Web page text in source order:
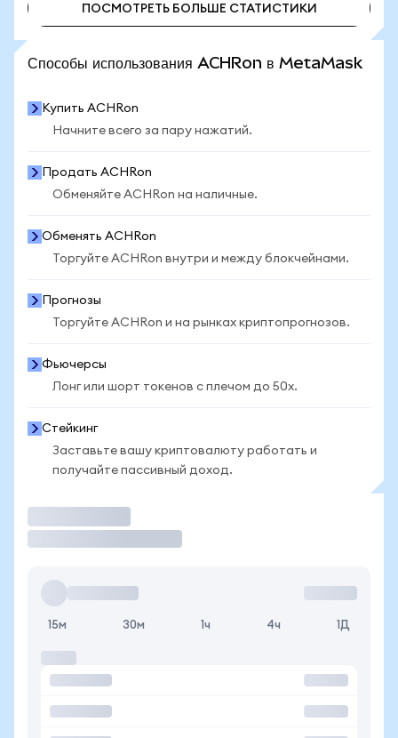
ПОСМОТРЕТЬ БОЛЬШЕ СТАТИСТИКИ
Способы использования ACHRon в MetaMask
Купить ACHRon
Начните всего за пару нажатий.
Продать ACHRon
Обменяйте ACHRon на наличные.
Обменять ACHRon
Торгуйте ACHRon внутри и между блокчейнами.
Прогнозы
Торгуйте ACHRon и на рынках криптопрогнозов.
Фьючерсы
Лонг или шорт токенов с плечом до 50x.
Стейкинг
Заставьте вашу криптовалюту работать и
получайте пассивный доход.
15м 30м 1ч 4ч 1Д